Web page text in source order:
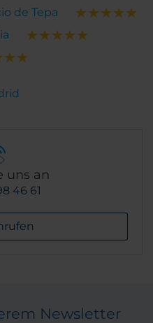
de Tepa
uns an
46 61
Newsletter